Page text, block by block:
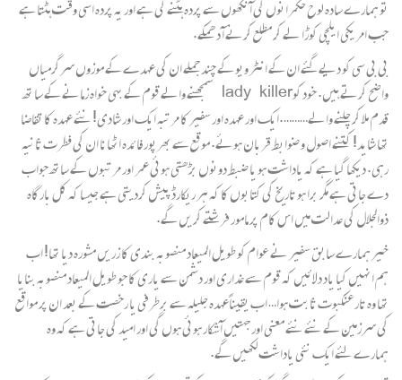
تو ہمارے سادہ لوح حکمرانوں کی آ نکھوں سے پردہ ہٹنے کی ہے اور یہ پردہ اسی وقت ہٹتا ہے
جب امریکی ایلچی کوڑا لے کر مطلع کرنے آ دھمکے.
بی بی سی کو دیے گئے ان کے انٹر ویو کے چند جملے ان کی عہدے کے موزوں سرگرمیاں
واضح کرتے ہیں. خود کوlady killer سمجھنے والے قوم کے بہی خواہ زمانے کے سا تھ
قدم ملا کر چلنے والے……….ایک اور عہدہ اور سفیر کا مرتبہ ایک اور شادی! نئے عہدہ کا تقاضا
تھا شاید! کتنے اصول و ضوابط قربان ہوئے. موقع سے بھرپور فائدہ اٹھانا ان کی فطرت ثانیہ
رہی. دیکھا گیا ہے کہ یاداشت ہو یا ضبط دونوں بڑھتی ہوئی عمر اور مرتبوں کے ساتھ جواب
دے جاتی ہے مگر برا ہو تاریخ کی کتابوں کا کہ ہر ریکارڈ پیش کردیتی ہے جیسا کہ کل بارگاہ
ذوالجلال کی عدالت میں اس کام پر مامور فرشتے کریں گے.
خیر ہمارے سابق سفیر نے عوام کو طویل المیعاد منصوبہ بندی کا زریں مشورہ دیا تھا! اب
ہم انہیں کیا یاد دلائیں کہ قوم سے غداری اور دشمن سے یاری کا جو طویل المیعاد منصوبہ بنایا
تھا وہ تارعنکبوت ثابت ہوا… اب یقیناًعہدہ جلیلہ سے برطرفی یا رخصت کے بعد ان پر مواقع
کی سرزمین کے نئے نئے معنی اور جہتیں آشکار ہوئی ہوں گی اور امید کی جاتی ہے کہ وہ
ہمارے لئے ایک نئی یاداشت لکھیں گے.